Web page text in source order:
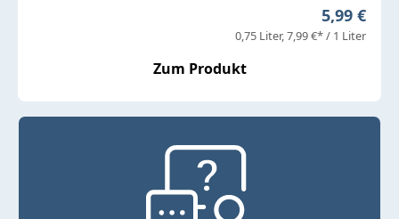
Regulärer
5,99 €
0,75 Liter 7,99 €* / 1 Liter
Zum Produkt